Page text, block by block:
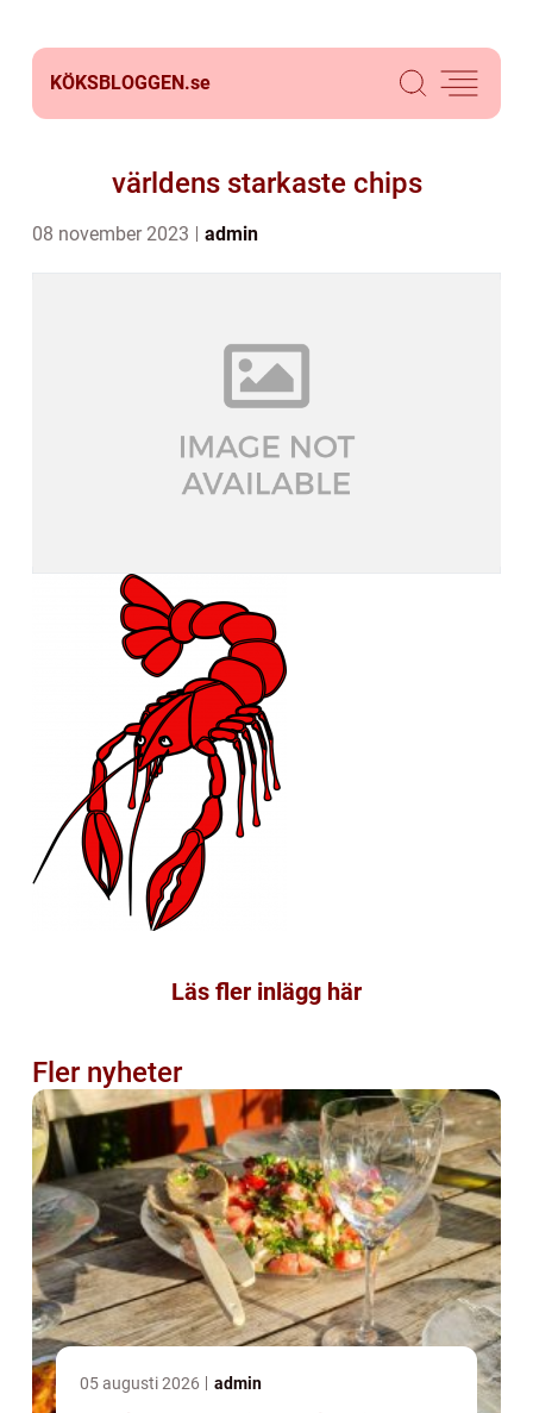
KÖKSBLOGGEN.se
världens starkaste chips
08 november 2023 admin
Läs fler inlägg här
Fler nyheter
05 augusti 2026 admin